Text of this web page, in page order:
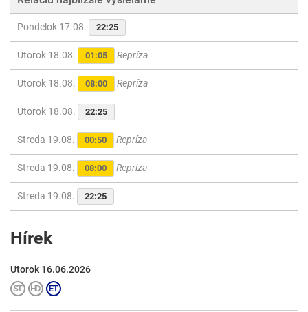
Pondelok 17.08. 22:25
Utorok 18.08. 01:05 Repríza
Utorok 18.08. 08:00 Repríza
Utorok 18.08. 22:25
Streda 19.08. 00:50 Repríza
Streda 19.08. 08:00 Repríza
Streda 19.08. 22:25
Hírek
Utorok 16.06.2026